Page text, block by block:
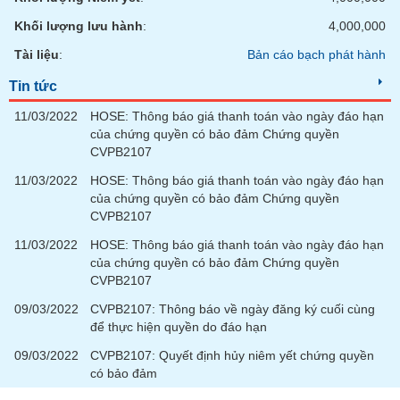
Khối lượng lưu hành:
4,000,000
Tài liệu: Bản cáo bạch phát hành
Tin tức
11/03/2022
HOSE: Thông báo giá thanh toán vào ngày đáo hạn
của chứng quyền có bảo đảm Chứng quyền
CVPB2107
11/03/2022
HOSE: Thông báo giá thanh toán vào ngày đáo hạn
của chứng quyền có bảo đảm Chứng quyền
CVPB2107
11/03/2022
HOSE: Thông báo giá thanh toán vào ngày đáo hạn
của chứng quyền có bảo đảm Chứng quyền
CVPB2107
09/03/2022
CVPB2107: Thông báo về ngày đăng ký cuối cùng
để thực hiện quyền do đáo hạn
09/03/2022
CVPB2107: Quyết định hủy niêm yết chứng quyền
có bảo đảm
SÓC
SỨC
CÔNG
DỊCH